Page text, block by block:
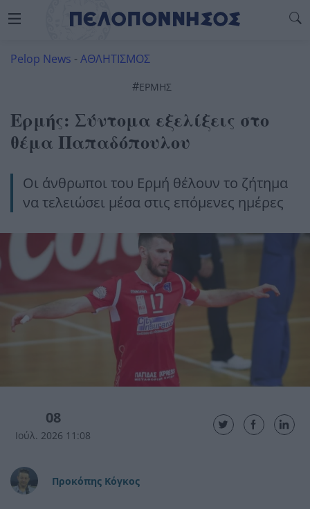
Pelop News -ΑΘΛΗΤΙΣΜΟΣ
#ΕΡΜΉΣ
Ερμής: Σύντομα εξελίξεις στο
θέμα Παπαδόπουλου
Οι άνθρωποι του Ερμή θέλουν το ζήτημα
να τελειώσει μέσα στις επόμενες ημέρες
08
Ιούλ. 2026 11:08
Προκόπης Κόγκος